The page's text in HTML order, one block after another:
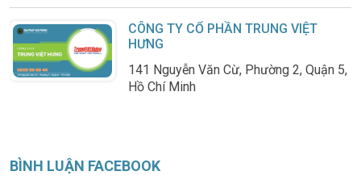
CÔNG TY CỔ PHẦN TRUNG VIỆT
HƯNG
141 Nguyễn Văn Cừ, Phường 2, Quận 5,
Hồ Chí Minh
BÌNH LUẬN FACEBOOK